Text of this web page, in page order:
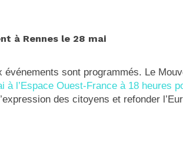
à Rennes le 28 mai
sont programmés. Le
à l’Espace Ouest-France à 18 heures
des citoyens et refonder